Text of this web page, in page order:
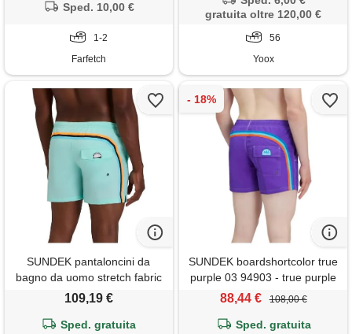
Sped. 10,00 €
1-2
Farfetch
gratuita oltre 120,00 €
56
Yoox
SUNDEK pantaloncini da
bagno da uomo stretch fabric
15
109,19 €
Sped. gratuita
SUNDEK boardshortcolor true
purple 03 94903 - true purple
03 large
88,44 € 108,00 €
Sped. gratuita